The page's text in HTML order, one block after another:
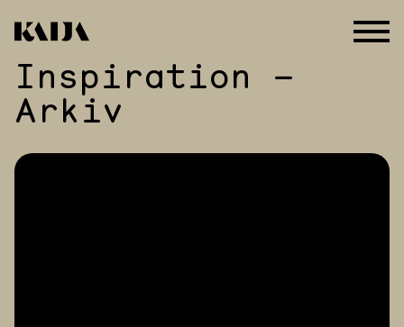
Hoppa
innehåll
Inspiration –
Arkiv